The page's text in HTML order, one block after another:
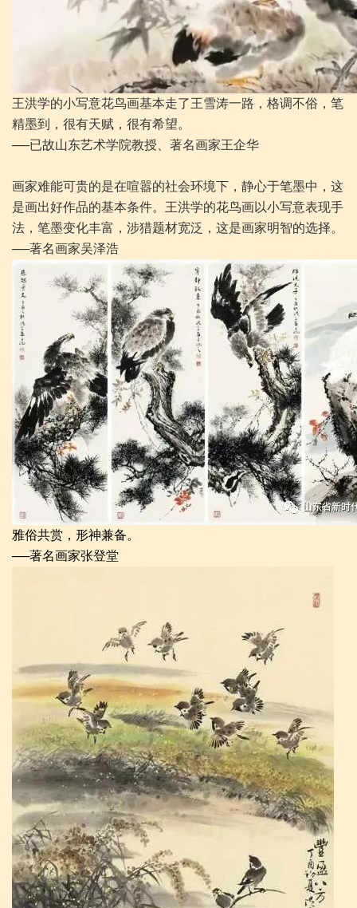
王洪学的小写意花鸟画基本走了王雪涛一路，格调不俗，笔
精墨到，很有天赋，很有希望。
──已故山东艺术学院教授、著名画家王企华
画家难能可贵的是在喧嚣的社会环境下，静心于笔墨中，这
是画出好作品的基本条件。王洪学的花鸟画以小写意表现手
法，笔墨变化丰富，涉猎题材宽泛，这是画家明智的选择。
──著名画家吴泽浩
雅俗共赏，形神兼备。
──著名画家张登堂